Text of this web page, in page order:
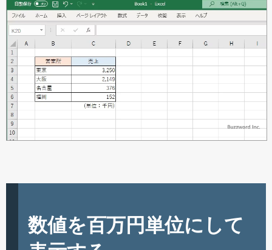
数値を百万円単位にして